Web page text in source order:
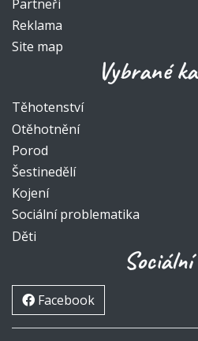
Partneři
Reklama
Site map
Vybrané
Těhotenství
Otěhotnění
Porod
Šestinedělí
Kojení
Sociální problematika
Děti
Facebook